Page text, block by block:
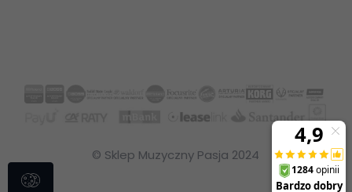
© Sklep Muzyczny Pasja 2024